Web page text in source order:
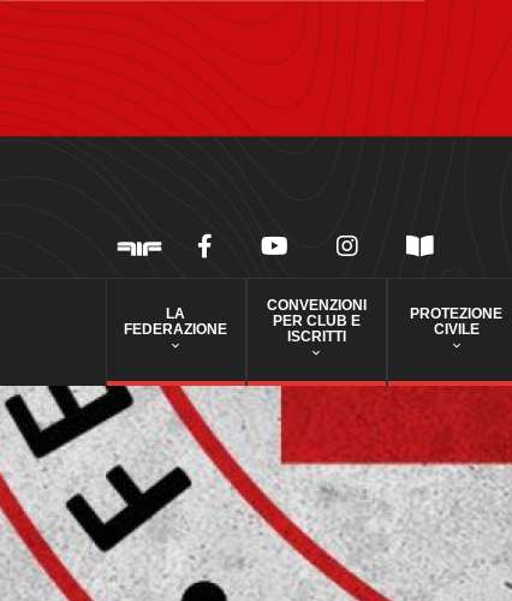
LA
FEDERAZIONE
CONVENZIONI
PER CLUB E
ISCRITTI
PROTEZIONE
CIVILE